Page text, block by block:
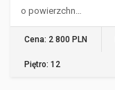
o powierzchn…
Cena: 2 800 PLN
Piętro: 12